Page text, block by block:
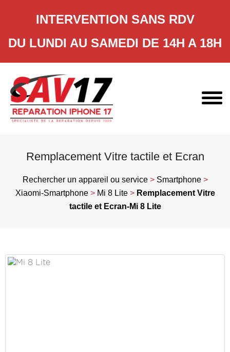
INTERVENTION SANS RDV
DU LUNDI AU SAMEDI DE 14H A 18H
content
Remplacement Vitre tactile et Ecran
Rechercher un appareil ou service> Smartphone>
Xiaomi-Smartphone> Mi 8 Lite> Remplacement Vitre
tactile et Ecran-Mi 8 Lite